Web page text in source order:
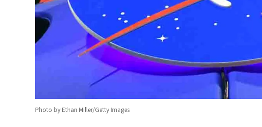
Photo by Ethan Miller/Getty Images